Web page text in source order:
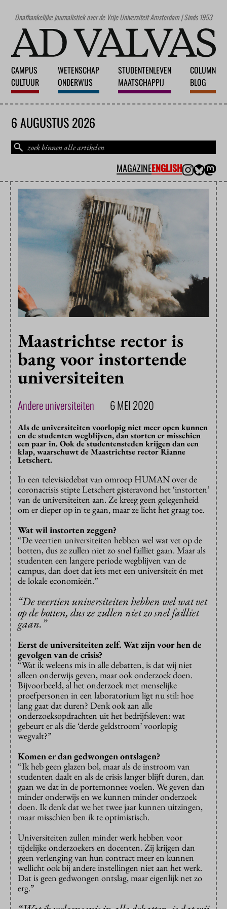
Onafhankelijke journalistiek over de Vrije Universiteit Amsterdam | Sinds 1953
CAMPUS
CULTUUR
WETENSCHAP
ONDERWIJS
STUDENTENLEVEN
MAATSCHAPPIJ
COLUMN
BLOG
6 AUGUSTUS 2026
MAGAZINEENGLISH
Maastrichtse rector is
bang voor instortende
universiteiten
Andere universiteiten 6 MEI 2020
Als de universiteiten voorlopig niet meer open kunnen
en de studenten wegblijven, dan storten er misschien
een paar in. Ook de studentensteden krijgen dan een
klap, waarschuwt de Maastrichtse rector Rianne
Letschert.
In een televisiedebat van omroep HUMAN over de
coronacrisis stipte Letschert gisteravond het ‘instorten’
van de universiteiten aan. Ze kreeg geen gelegenheid
om er dieper op in te gaan, maar ze licht het graag toe.
Wat wil instorten zeggen?
“De veertien universiteiten hebben wel wat vet op de
botten, dus ze zullen niet zo snel failliet gaan. Maar als
studenten een langere periode wegblijven van de
campus, dan doet dat iets met een universiteit én met
de lokale economieën.”
“De veertien universiteiten hebben wel wat vet
op de botten, dus ze zullen niet zo snel failliet
gaan.”
Eerst de universiteiten zelf. Wat zijn voor hen de
gevolgen van de crisis?
“Wat ik weleens mis in alle debatten, is dat wij niet
alleen onderwijs geven, maar ook onderzoek doen.
Bijvoorbeeld, al het onderzoek met menselijke
proefpersonen in een laboratorium ligt nu stil: hoe
lang gaat dat duren? Denk ook aan alle
onderzoeksopdrachten uit het bedrijfsleven: wat
gebeurt er als die ‘derde geldstroom’ voorlopig
wegvalt?”
Komen er dan gedwongen ontslagen?
“Ik heb geen glazen bol, maar als de instroom van
studenten daalt en als de crisis langer blijft duren, dan
gaan we dat in de portemonnee voelen. We geven dan
minder onderwijs en we kunnen minder onderzoek
doen. Ik denk dat we het twee jaar kunnen uitzingen,
maar misschien ben ik te optimistisch.
Universiteiten zullen minder werk hebben voor
tijdelijke onderzoekers en docenten. Zij krijgen dan
geen verlenging van hun contract meer en kunnen
wellicht ook bij andere instellingen niet aan het werk.
Dat is geen gedwongen ontslag, maar eigenlijk net zo
erg.”